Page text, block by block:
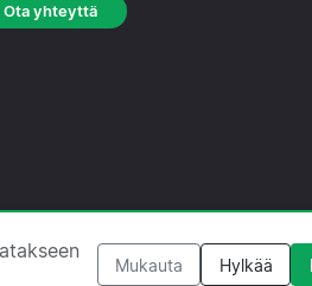
Ota yhteyttä
·Toimituksellinen
Mukauta Hylkää